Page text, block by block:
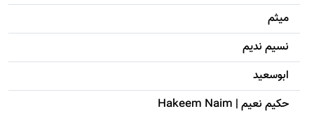
میثم
نسیم ندیم
ابوسعيد
حکيم نعيم | Hakeem Naim